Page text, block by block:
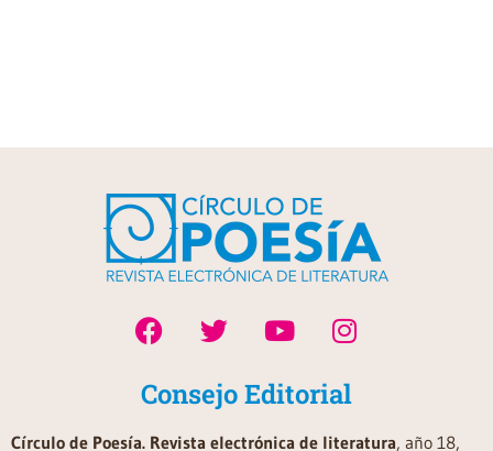
Consejo Editorial
Círculo de Poesía. Revista electrónica de literatura, año 18,